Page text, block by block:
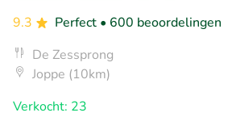
9.3
Perfect • 600 beoordelingen
De Zessprong
Joppe (10km)
Verkocht: 23